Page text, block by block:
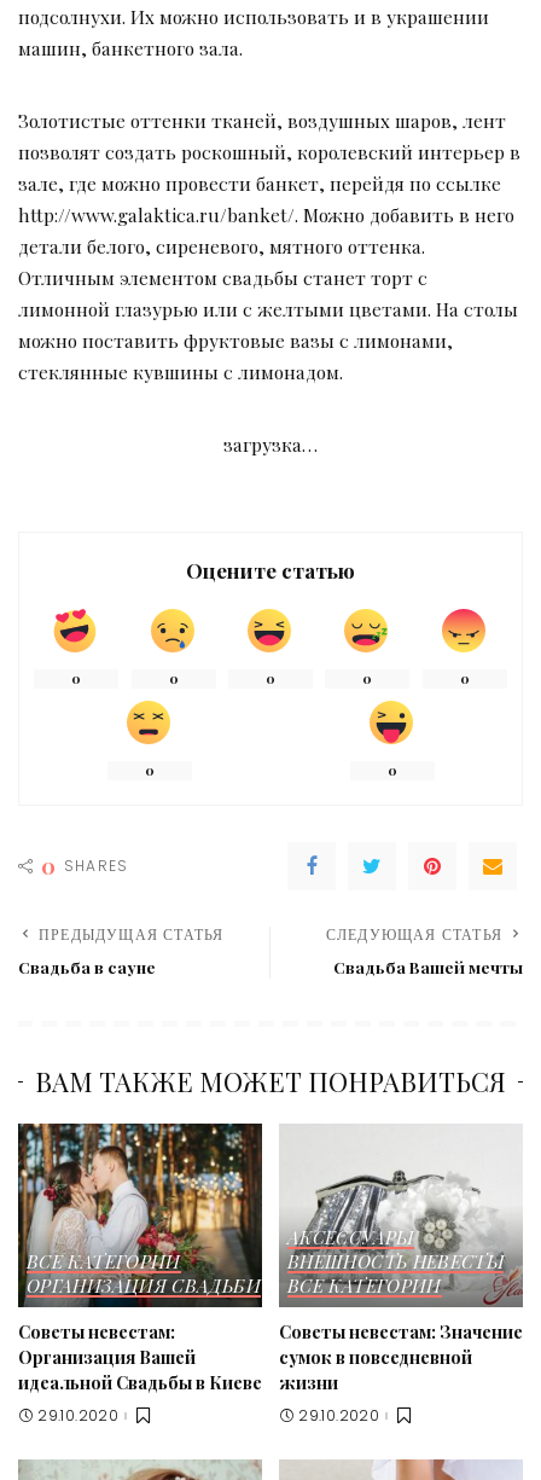
подсолнухи. Их можно использовать и в украшении
машин, банкетного зала.
Золотистые оттенки тканей, воздушных шаров, лент
позволят создать роскошный, королевский интерьер в
зале, где можно провести банкет, перейдя по ссылке
http://www.galaktica.ru/banket/. Можно добавить в него
детали белого, сиреневого, мятного оттенка.
Отличным элементом свадьбы станет торт с
лимонной глазурью или с желтыми цветами. На столы
можно поставить фруктовые вазы с лимонами,
стеклянные кувшины с лимонадом.
загрузка…
Оцените статью
0 0 0 0 0
0 0
0 SHARES
ПРЕДЫДУЩАЯ СТАТЬЯ
Свадьба в сауне
СЛЕДУЮЩАЯ СТАТЬЯ
Свадьба Вашей мечты
ВАМ ТАКЖЕ МОЖЕТ ПОНРАВИТЬСЯ
ВСЕ КАТЕГОРИИ
ОРГАНИЗАЦИЯ СВАДЬБИ
Советы невестам:
Организация Вашей
идеальной Свадьбы в Киеве
29.10.2020
АКСЕССУАРЫ
ВНЕШНОСТЬ НЕВЕСТЫ
ВСЕ КАТЕГОРИИ
Советы невестам: Значение
сумок в повседневной
жизни
29.10.2020